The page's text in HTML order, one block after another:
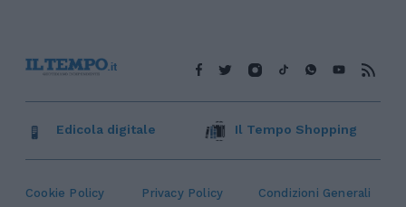
Cookie Policy Privacy Policy Condizioni Generali
Edicola digitale Il Tempo Shopping